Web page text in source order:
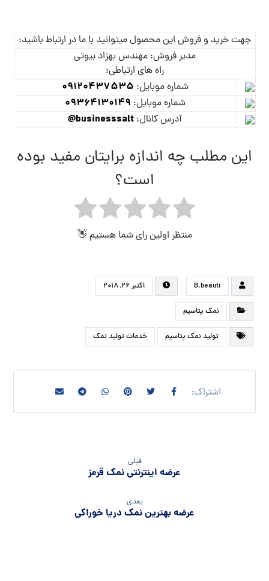
جهت خرید و فروش این محصول میتوانید با ما در ارتباط باشید:
مدیر فروش: مهندس بهزاد بیوتی
راه های ارتباطی:
شماره موبایل: 09120437535
شماره موبایل: 09364130149
آدرس کانال: businesssalt@
این مطلب چه اندازه برایتان مفید بوده
است؟
منتظر اولین رای شما هستیم 👋
B.beauti اکتبر ۲۶, ۲۰۱۸
نمک پتاسیم
تولید نمک پتاسیم خدمات تولید نمک
قبلی
عرضه اینترنتی نمک قرمز
بعدی
عرضه بهترین نمک دریا خوراکی